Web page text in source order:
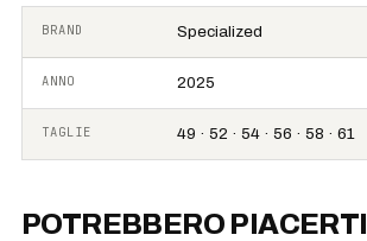
BRAND Specialized
ANNO 2025
TAGLIE 49 · 52 · 54 · 56 · 58 · 61
POTREBBERO PIACERTI